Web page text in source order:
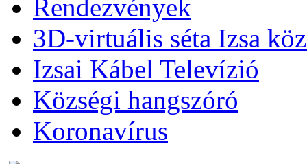
Rendezvények
3D-virtuális séta Izsa
Izsai Kábel Televízió
Községi hangszóró
Koronavírus